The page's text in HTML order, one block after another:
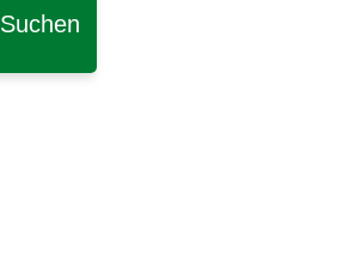
Suchen